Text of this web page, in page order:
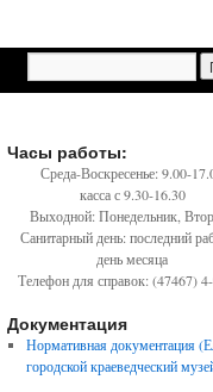
Часы работы:
Среда-Воскресенье: 9.00-
касса с 9.30-16.30
Выходной: Понедельник,
Санитарный день: последний
день месяца
Телефон для справок: (47467)
Документация
Нормативная документация
городской краеведческий